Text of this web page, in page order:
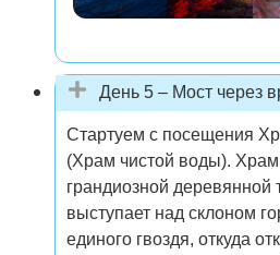
День 5 – Мост через
Стартуем с посещения
(Храм чистой воды).
грандиозной деревянной
выступает над склоном
единого гвоздя, откуда